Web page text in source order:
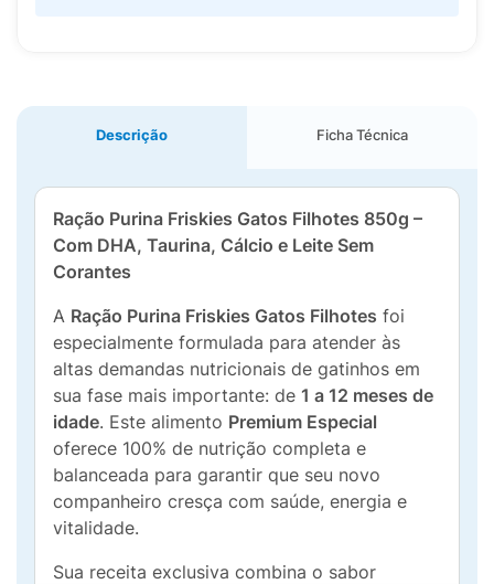
Descrição Ficha Técnica
Ração Purina Friskies Gatos Filhotes 850g –
Com DHA, Taurina, Cálcio e Leite Sem
Corantes
A Ração Purina Friskies Gatos Filhotes foi
especialmente formulada para atender às
altas demandas nutricionais de gatinhos em
sua fase mais importante: de 1 a 12 meses de
idade. Este alimento Premium Especial
oferece 100% de nutrição completa e
balanceada para garantir que seu novo
companheiro cresça com saúde, energia e
vitalidade.
Sua receita exclusiva combina o sabor